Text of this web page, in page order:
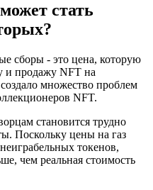
стать
сборы - это цена, которую
и продажу NFT на
множество проблем
NFT.
становится трудно
Поскольку цены на газ
токенов,
чем реальная стоимость